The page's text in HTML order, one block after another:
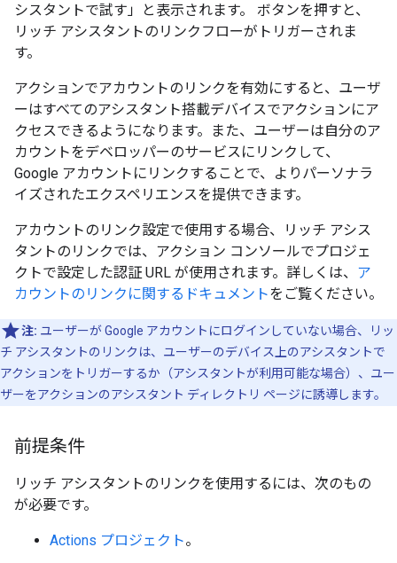
シスタントで試す」と表示されます。 ボタンを押すと、
リッチ アシスタントのリンクフローがトリガーされま
す。
アクションでアカウントのリンクを有効にすると、ユーザ
ーはすべてのアシスタント搭載デバイスでアクションにア
クセスできるようになります。また、ユーザーは自分のア
カウントをデベロッパーのサービスにリンクして、
Google アカウントにリンクすることで、よりパーソナラ
イズされたエクスペリエンスを提供できます。
アカウントのリンク設定で使用する場合、リッチ アシス
タントのリンクでは、アクション コンソールでプロジェ
クトで設定した認証 URL が使用されます。詳しくは、 ア
カウントのリンクに関するドキュメントをご覧ください。
注: ユーザーが Google アカウントにログインしていない場合、リッ
チ アシスタントのリンクは、ユーザーのデバイス上のアシスタントで
アクションをトリガーするか（アシスタントが利用可能な場合）、ユー
ザーをアクションのアシスタント ディレクトリ ページに誘導します。
前提条件
リッチ アシスタントのリンクを使用するには、次のもの
が必要です。
Actions プロジェクト。